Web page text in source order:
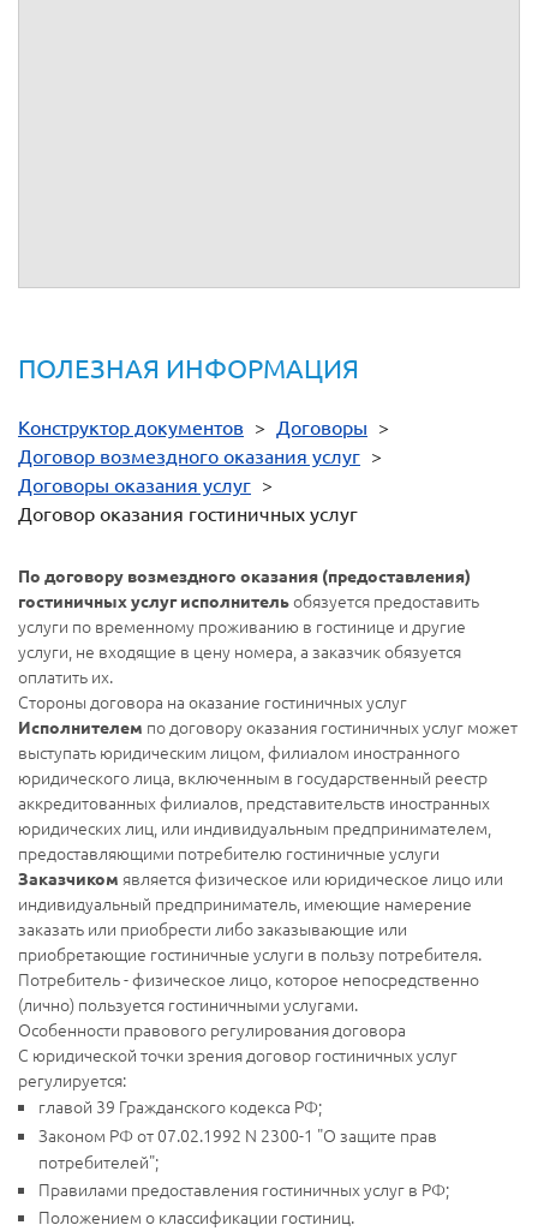
ПОЛЕЗНАЯ ИНФОРМАЦИЯ
Конструктор документов > Договоры >
Договор возмездного оказания услуг >
Договоры оказания услуг >
Договор оказания гостиничных услуг
По договору возмездного оказания (предоставления)
гостиничных услуг исполнительобязуется предоставить
услуги по временному проживанию в гостинице и другие
услуги, не входящие в цену номера, а заказчик обязуется
оплатить их.
Стороны договора на оказание гостиничных услуг
Исполнителем по договору оказания гостиничных услуг может
выступать юридическим лицом, филиалом иностранного
юридического лица, включенным в государственный реестр
аккредитованных филиалов, представительств иностранных
юридических лиц, или индивидуальным предпринимателем,
предоставляющими потребителю гостиничные услуги
Заказчиком является физическое или юридическое лицо или
индивидуальный предприниматель, имеющие намерение
заказать или приобрести либо заказывающие или
приобретающие гостиничные услуги в пользу потребителя.
Потребитель - физическое лицо, которое непосредственно
(лично) пользуется гостиничными услугами.
Особенности правового регулирования договора
С юридической точки зрения договор гостиничных услуг
регулируется:
главой 39 Гражданского кодекса РФ;
Законом РФ от 07.02.1992 N 2300-1 "О защите прав
потребителей";
Правилами предоставления гостиничных услуг в РФ;
Положением о классификации гостиниц.